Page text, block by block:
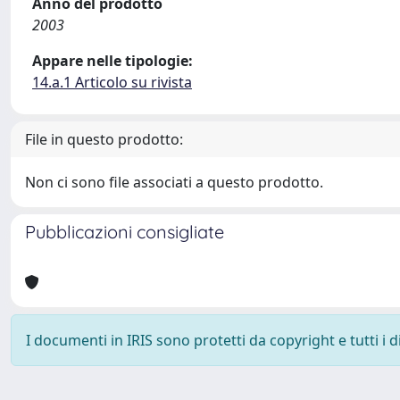
2003
Appare nelle tipologie:
14.a.1 Articolo su rivista
File in questo prodotto:
Non ci sono file associati a questo prodotto.
Pubblicazioni consigliate
I documenti in IRIS sono protetti da copyright e tutti i